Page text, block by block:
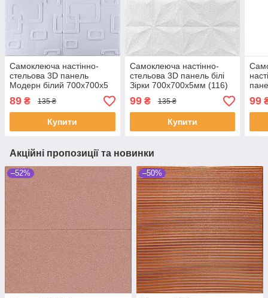
Самоклеюча настінно-
стельова 3D панель
Модерн білий 700x700x5
мм
89 ₴ 135 ₴
Купити
Самоклеюча настінно-
стельова 3D панель білі
Зірки 700х700х5мм (116)
99₴ 135 ₴
Купити
мм
99
Акційні пропозиції та новинки
–52% –50%